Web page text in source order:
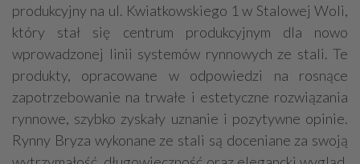
produkcyjny na ul. Kwiatkowskiego 1 w Stalowej Woli,
który stał się centrum produkcyjnym dla nowo
wprowadzonej linii systemów rynnowych ze stali. Te
produkty, opracowane w odpowiedzi na rosnące
zapotrzebowanie na trwałe i estetyczne rozwiązania
rynnowe, szybko zyskały uznanie i pozytywne opinie.
Rynny Bryza wykonane ze stali są doceniane za swoją